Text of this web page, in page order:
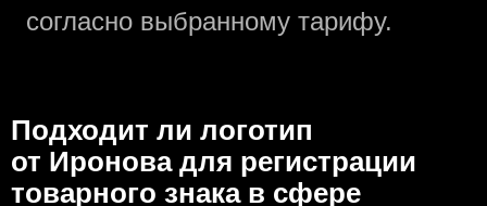
согласно выбранному тарифу.
Подходит ли логотип
от Иронова для регистрации
товарного знака в сфере